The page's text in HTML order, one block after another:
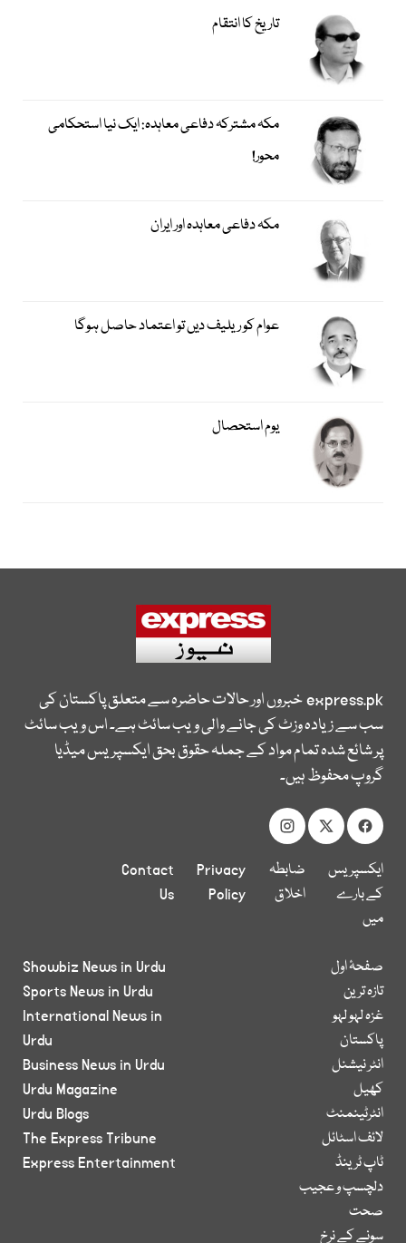
تاریخ کا انتقام
مکہ مشترکہ دفاعی معاہدہ: ایک نیا استحکامی
محور!
مکہ دفاعی معاہدہ اور ایران
عوام کو ریلیف دیں تو اعتماد حاصل ہوگا
یوم استحصال
express.pkخبروں اور حالات حاضرہ سے متعلق پاکستان کی
سب سے زیادہ وزٹ کی جانے والی ویب سائٹ ہے۔ اس ویب سائٹ
پر شائع شدہ تمام مواد کے جملہ حقوق بحق ایکسپریس میڈیا
گروپ محفوظ ہیں۔
ایکسپریس
کے بارے
میں
ضابطہ
اخلاق
Privacy
Policy
Contact
Us
صفحۂ اول
تازہ ترین
غزہ لہو لہو
پاکستان
انٹر نیشنل
کھیل
انٹرٹینمنٹ
لائف اسٹائل
ٹاپ ٹرینڈ
دلچسپ و عجیب
صحت
سونے کے نرخ
Showbiz News in Urdu
Sports News in Urdu
International News in
Urdu
Business News in Urdu
Urdu Magazine
Urdu Blogs
The Express Tribune
Express Entertainment